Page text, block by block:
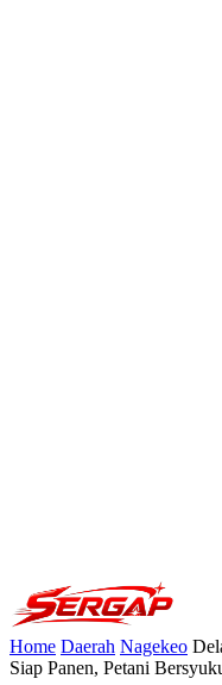
Home Daerah Nagekeo
Siap Panen, Petani